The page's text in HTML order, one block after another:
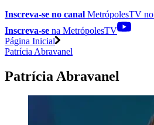
Inscreva-se no canal MetrópolesTV no
Inscreva-se na MetrópolesTV
Página Inicial
Patrícia Abravanel
Patrícia Abravanel